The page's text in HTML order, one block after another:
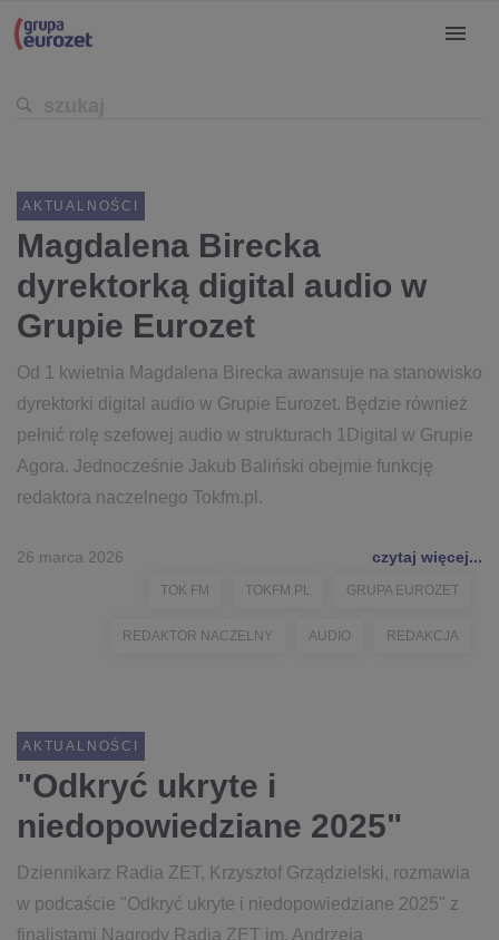
AKTUALNOŚCI
Magdalena Birecka
dyrektorką digital audio w
Grupie Eurozet
Od 1 kwietnia Magdalena Birecka awansuje na stanowisko
dyrektorki digital audio w Grupie Eurozet. Będzie również
pełnić rolę szefowej audio w strukturach 1Digital w Grupie
Agora. Jednocześnie Jakub Baliński obejmie funkcję
redaktora naczelnego Tokfm.pl.
26 marca 2026 czytaj więcej...
TOK FM TOKFM.PL GRUPA EUROZET
REDAKTOR NACZELNY AUDIO REDAKCJA
AKTUALNOŚCI
"Odkryć ukryte i
niedopowiedziane 2025"
Dziennikarz Radia ZET, Krzysztof Grządzielski, rozmawia
w podcaście "Odkryć ukryte i niedopowiedziane 2025" z
finalistami Nagrody Radia ZET im. Andrzeja